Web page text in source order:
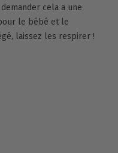
cela a une
le bébé et le
laissez les respirer !